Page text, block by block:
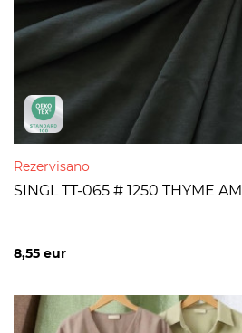
Rezervisano
SINGL TT-065 # 1250 THYME AM
8,55 eur